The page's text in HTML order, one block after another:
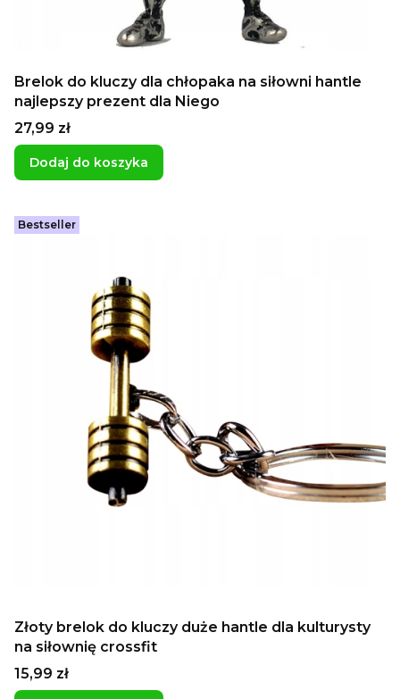
Brelok do kluczy dla chłopaka na siłowni hantle
najlepszy prezent dla Niego
Cena
27,99 zł
Dodaj do koszyka
Bestseller
Złoty brelok do kluczy duże hantle dla kulturysty
na siłownię crossfit
Cena
15,99 zł